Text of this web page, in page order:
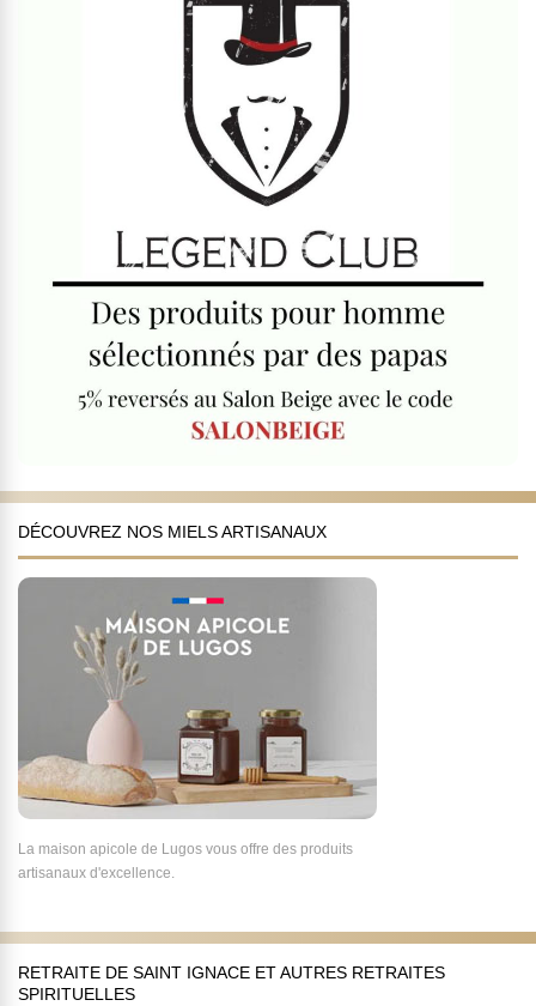
DÉCOUVREZ NOS MIELS ARTISANAUX
La maison apicole de Lugos vous offre des produits
artisanaux d'excellence.
RETRAITE DE SAINT IGNACE ET AUTRES RETRAITES
SPIRITUELLES